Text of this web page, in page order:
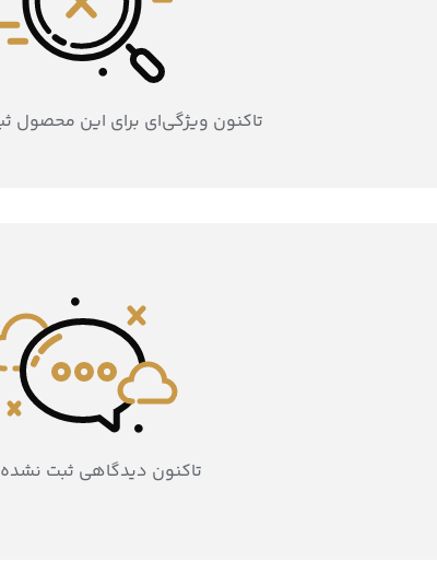
تاکنون ویژگی‌ای برای این
تاکنون دیدگاهی ثبت